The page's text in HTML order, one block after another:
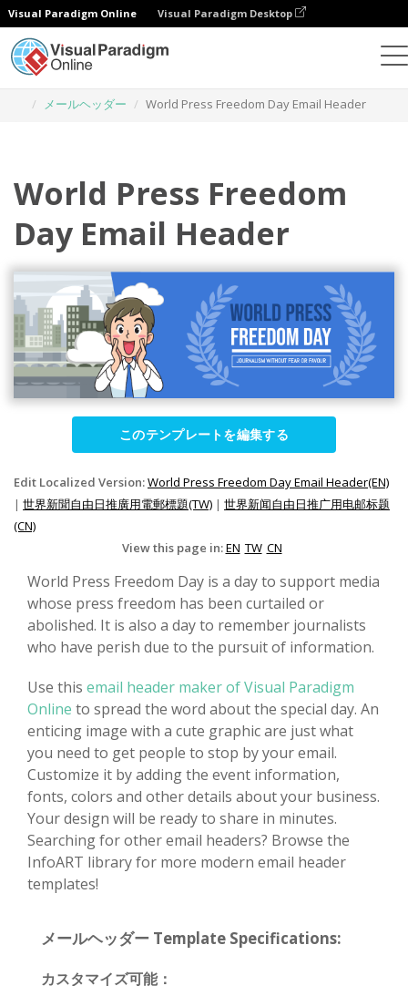
Visual Paradigm Online Visual Paradigm Desktop
メールヘッダー
World Press Freedom Day Email Header
World Press Freedom
Day Email Header
このテンプレートを編集する
Edit Localized Version:World Press Freedom Day Email Header(EN)
| 世界新聞自由日推廣用電郵標題(TW) | 世界新闻自由日推广用电邮标题
(CN)
View this page in:EN TW CN
World Press Freedom Day is a day to support media
whose press freedom has been curtailed or
abolished. It is also a day to remember journalists
who have perish due to the pursuit of information.
Use this email header maker of Visual Paradigm
Online to spread the word about the special day. An
enticing image with a cute graphic are just what
you need to get people to stop by your email.
Customize it by adding the event information,
fonts, colors and other details about your business.
Your design will be ready to share in minutes.
Searching for other email headers? Browse the
InfoART library for more modern email header
templates!
メールヘッダー Template Specifications:
カスタマイズ可能：